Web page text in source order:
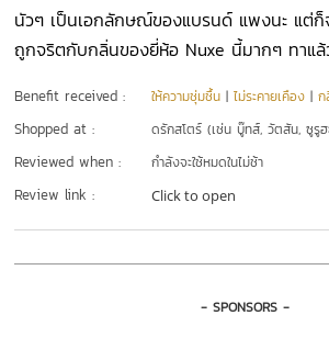
นัวๆ เป็นเอกลักษณ์ของแบรนด์ แพงนะ แต่ก็
ถูกจริตกับกลิ่นของยี่ห้อ Nuxe นี้มากๆ ทาแล้
Benefit received : ให้ความชุ่มชื้น |ไม่ระคายเคือง |
Shopped at : ดรักสโตร์ (เช่น บู๊ทส์, วัตสัน, ซูรูฮ
Reviewed when : กำลังจะใช้หมดในไม่ช้า
Review link : Click to open
- SPONSORS -